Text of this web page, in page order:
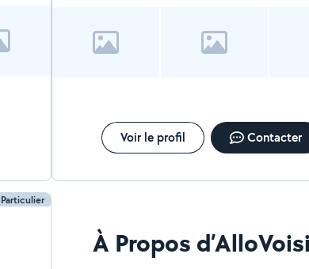
Voir le profil Contacter
Particulier
À Propos